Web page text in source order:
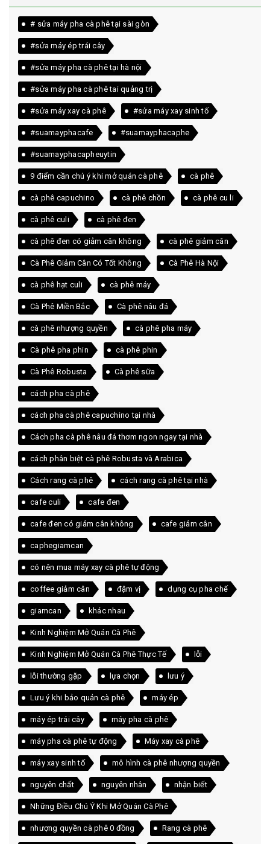
# sửa máy pha cà phê tại sài gòn
#sửa máy ép trái cây
#sửa máy pha cà phê tại hà nội
#sửa máy pha cà phê tai quảng trị
#sửa máy xay cà phê #sửa máy xay sinh tố
#suamayphacafe #suamayphacaphe
#suamayphacapheuytin
9 điểm cần chú ý khi mở quán cà phê cà phê
cà phê capuchino cà phê chồn cà phê cu li
cà phê culi cà phê đen
cà phê đen có giảm cân không cà phê giảm cân
Cà Phê Giảm Cân Có Tốt Không Cà Phê Hà Nội
cà phê hạt culi cà phê máy
Cà Phê Miền Bắc Cà phê nâu đá
cà phê nhượng quyền cà phê pha máy
Cà phê pha phin cà phê phin
Cà Phê Robusta Cà phê sữa
cách pha cà phê
cách pha cà phê capuchino tại nhà
Cách pha cà phê nâu đá thơm ngon ngay tại nhà
cách phân biệt cà phê Robusta và Arabica
Cách rang cà phê cách rang cà phê tại nhà
cafe culi cafe đen
cafe đen có giảm cân không cafe giảm cân
caphegiamcan
có nên mua máy xay cà phê tự động
coffee giảm cân đậm vị dụng cụ pha chế
giamcan khác nhau
Kinh Nghiệm Mở Quán Cà Phê
Kinh Nghiệm Mở Quán Cà Phê Thực Tế lỗi
lỗi thường gặp lựa chọn lưu ý
Lưu ý khi bảo quản cà phê máy ép
máy ép trái cây máy pha cà phê
máy pha cà phê tự động Máy xay cà phê
máy xay sinh tố mô hình cà phê nhượng quyền
nguyên chất nguyên nhân nhận biết
Những Điều Chú Ý Khi Mở Quán Cà Phê
nhượng quyền cà phê 0 đồng Rang cà phê